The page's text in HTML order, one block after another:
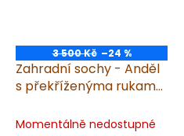
3 500 Kč –24 %
Zahradní sochy - Anděl
s překříženýma rukama,
pískovec
Momentálně nedostupné